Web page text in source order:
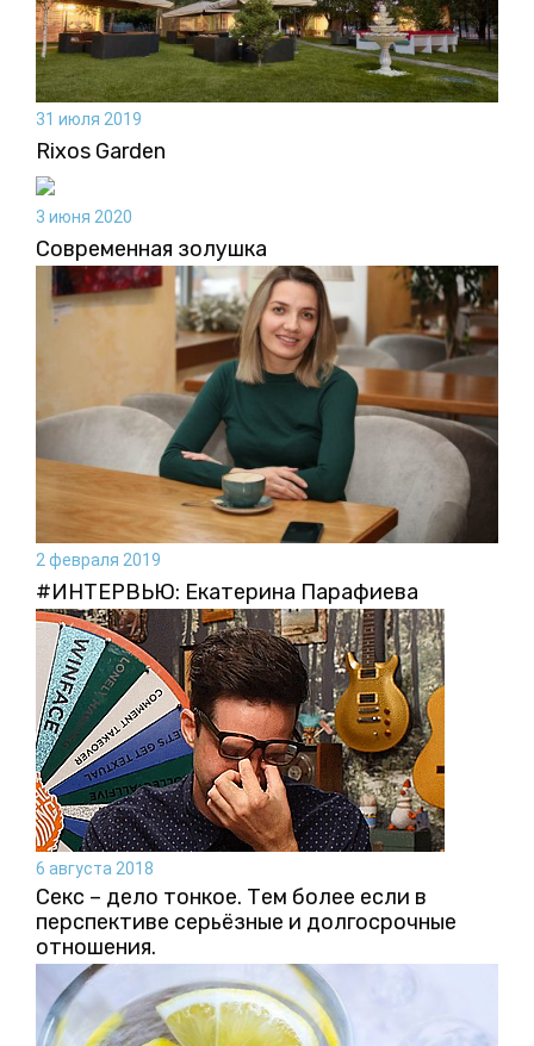
31 июля 2019
Rixos Garden
3 июня 2020
Современная золушка
2 февраля 2019
#ИНТЕРВЬЮ: Екатерина Парафиева
6 августа 2018
Секс – дело тонкое. Тем более если в
перспективе серьёзные и долгосрочные
отношения.